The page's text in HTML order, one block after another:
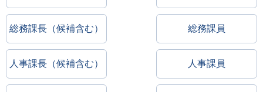
総務課長（候補含む） 総務課員
人事課長（候補含む） 人事課員